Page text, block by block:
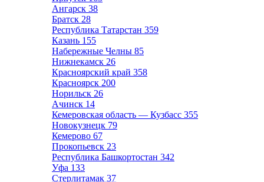
Ангарск 38
Братск 28
Республика Татарстан 359
Казань 155
Набережные Челны 85
Нижнекамск 26
Красноярский край 358
Красноярск 200
Норильск 26
Ачинск 14
Кемеровская область — Кузбасс 355
Новокузнецк 79
Кемерово 67
Прокопьевск 23
Республика Башкортостан 342
Уфа 133
Стерлитамак 37